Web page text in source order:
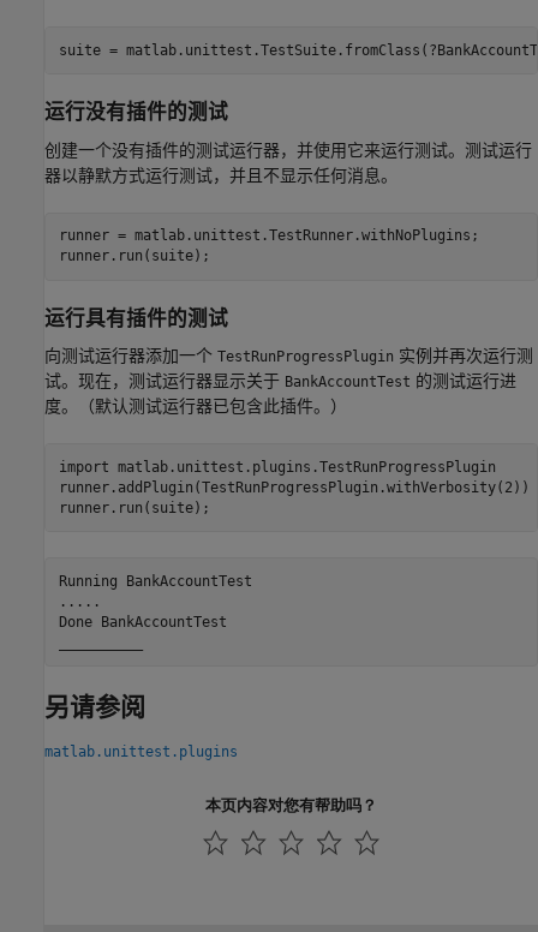
suite =
运行没有插件的测试
创建一个没有插件的测试运行器，并使用它来运行测试。测试运行
器以静默方式运行测试，并且不显示任何消息。
runner = matlab.unittest.TestRunner.withNoPlugins;
runner.run(suite);
运行具有插件的测试
向测试运行器添加一个 TestRunProgressPlugin 实例并再次运行测
试。现在，测试运行器显示关于 BankAccountTest 的测试运行进
度。（默认测试运行器已包含此插件。）
import matlab.unittest.plugins.TestRunProgressPlugin
runner.addPlugin(TestRunProgressPlugin.withVerbosity(2))
runner.run(suite);
Running BankAccountTest
.....
Done BankAccountTest
另请参阅
matlab.unittest.plugins
本页内容对您有帮助吗？